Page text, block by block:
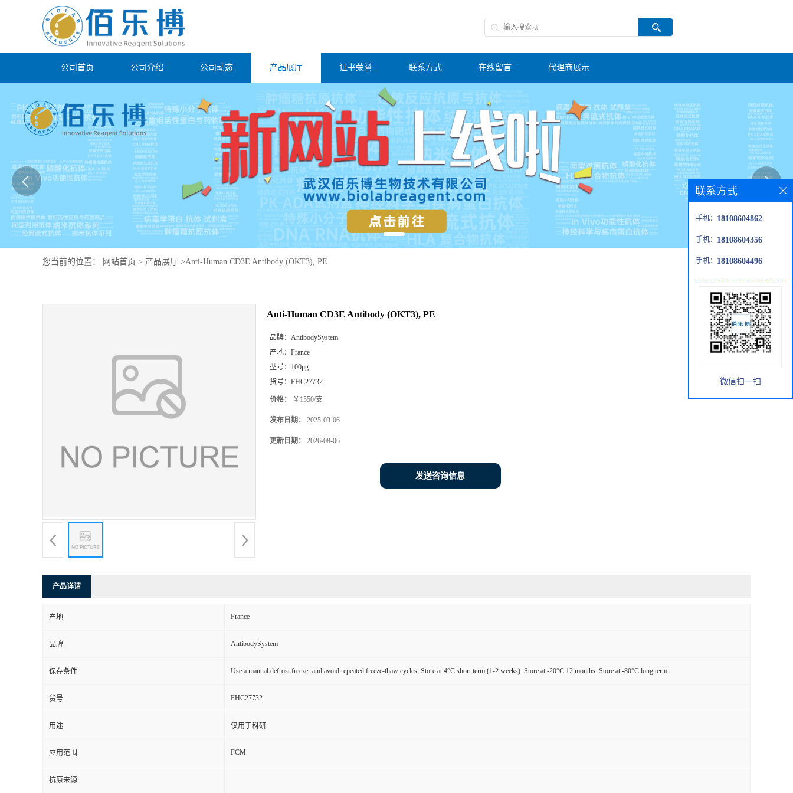
公司首页 公司介绍 公司动态 产品展厅 证书荣誉 联系方式 在线留言 代理商展示
您当前的位置： 网站首页 > 产品展厅 >Anti-Human CD3E Antibody (OKT3), PE
Anti-Human CD3E Antibody (OKT3), PE
品牌： AntibodySystem
产地： France
型号： 100μg
货号： FHC27732
价格： ￥1550/支
发布日期： 2025-03-06
更新日期： 2026-08-06
发送咨询信息
产品详请
产地 France
品牌 AntibodySystem
保存条件 Use a manual defrost freezer and avoid repeated freeze-thaw cycles. Store at 4°C short term (1-2 weeks). Store at -20°C 12 months. Store at -80°C long term.
货号 FHC27732
用途 仅用于科研
应用范围 FCM
抗原来源
联系方式
手机： 18108604862
手机： 18108604356
手机： 18108604496
微信扫一扫